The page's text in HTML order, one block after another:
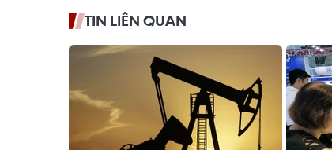
TIN LIÊN QUAN